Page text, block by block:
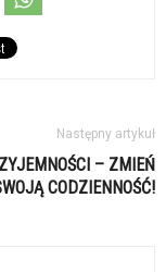
Następny artykuł
– ZMIEŃ
CODZIENNOŚĆ!